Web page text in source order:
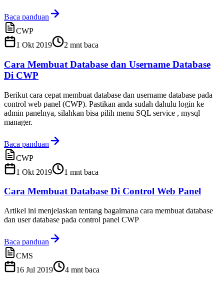
Baca panduan
CWP
1 Okt 2019
2 mnt baca
Cara Membuat Database dan Username Database
Di CWP
Berikut cara cepat membuat database dan username database pada
control web panel (CWP). Pastikan anda sudah dahulu login ke
admin panelnya, silahkan bisa pilih menu SQL service , mysql
manager.
Baca panduan
CWP
1 Okt 2019
1 mnt baca
Cara Membuat Database Di Control Web Panel
Artikel ini menjelaskan tentang bagaimana cara membuat database
dan user database pada control panel CWP
Baca panduan
CMS
16 Jul 2019
4 mnt baca